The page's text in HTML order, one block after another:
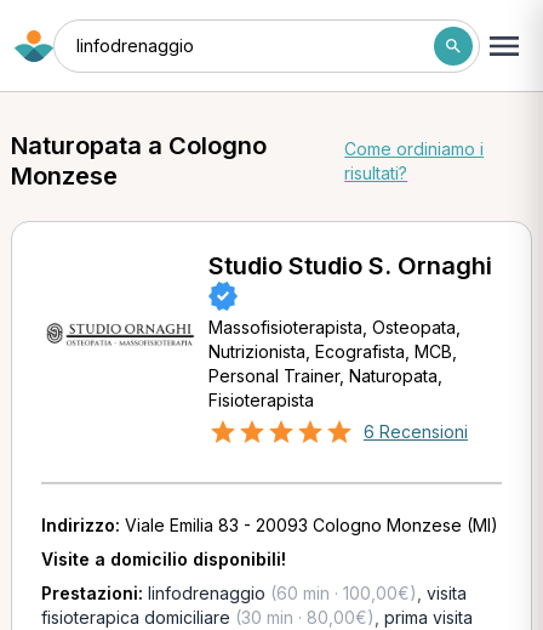
linfodrenaggio
Naturopata a Cologno
Monzese
Come ordiniamo i
risultati?
Studio Studio S. Ornaghi
Massofisioterapista, Osteopata,
Nutrizionista, Ecografista, MCB,
Personal Trainer, Naturopata,
Fisioterapista
6 Recensioni
Indirizzo: Viale Emilia 83 - 20093 Cologno Monzese (MI)
Visite a domicilio disponibili!
Prestazioni: linfodrenaggio (60 min · 100,00€) visita
fisioterapica domiciliare (30 min · 80,00€) prima visita